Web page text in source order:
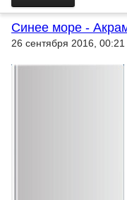
Синее море -
26 сентября 2016, 00:21